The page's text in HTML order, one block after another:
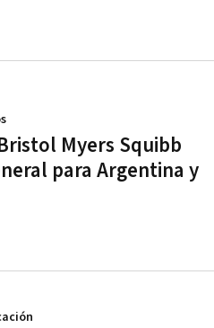
Myers Squibb
para Argentina y